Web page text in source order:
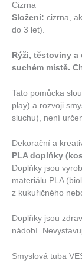
Cizrna
Složení: cizrna,
do 3 let).
Rýži, těstoviny
suchém místě.
Tato pomůcka
play) a rozvoji
sluchu), není
Dekorační a
PLA doplňky
Doplňky jsou
materiálu PLA
z kukuřičného
Doplňky jsou
nádobí.
Smyslová tuba